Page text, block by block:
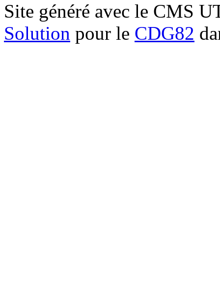
Site généré avec le CMS
Solution pour le CDG82